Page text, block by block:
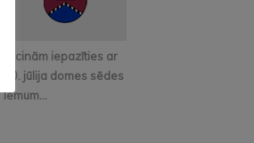
Aicinām iepazīties ar
30. jūlija domes sēdes
lēmum...